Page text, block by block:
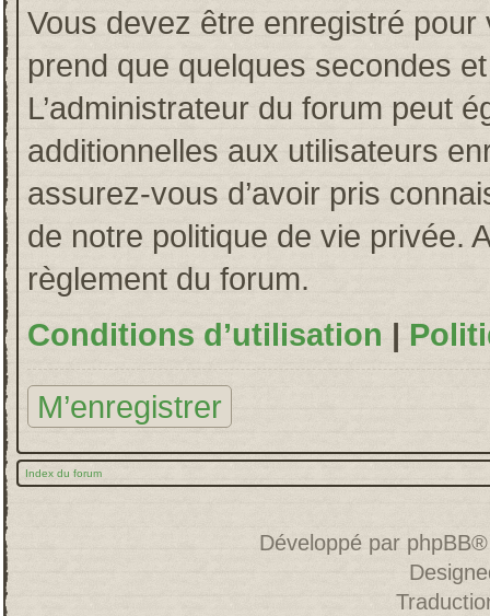
Vous devez être enregistré pour
prend que quelques secondes
L’administrateur du forum peut
additionnelles aux utilisateurs
assurez-vous d’avoir pris
de notre politique de vie privée.
règlement du forum.
Conditions d’utilisation |
M’enregistrer
Index du forum
Développé par phpBB®